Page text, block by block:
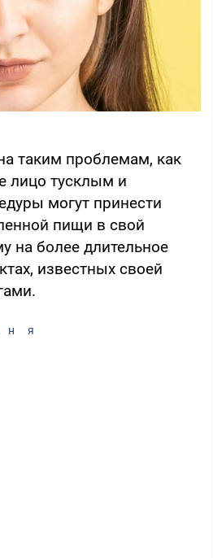
таким проблемам, как
лицо тусклым и
могут принести
пищи в свой
на более длительное
известных своей